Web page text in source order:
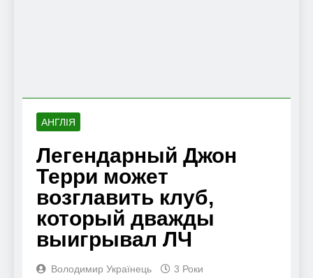
АНГЛІЯ
Легендарный Джон
Терри может
возглавить клуб,
который дважды
выигрывал ЛЧ
Володимир Українець
3 Роки